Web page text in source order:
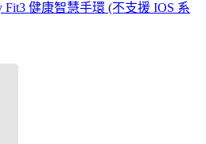
Fit3 健康智慧手環 (不支援 IOS 系